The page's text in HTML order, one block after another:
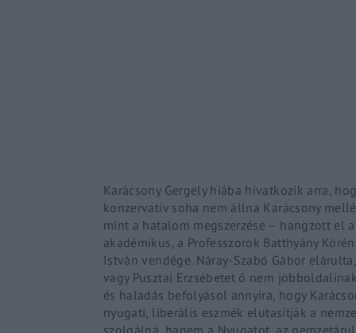
Karácsony Gergely hiába hivatkozik arra,
konzervatív soha nem állna Karácsony
mint a hatalom megszerzése – hangzott el
akadémikus, a Professzorok Batthyány
István vendége. Náray-Szabó Gábor
vagy Pusztai Erzsébetet ő nem
és haladás befolyásol annyira, hogy
nyugati, liberális eszmék elutasítják a
szolgálná, hanem a Nyugatot, az